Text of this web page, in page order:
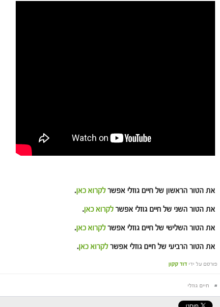
את הטור הראשון של חיים גוזלי אפשרלקרוא כאן.
את הטור השני של חיים גוזלי אפשרלקרוא כאן.
את הטור השלישי של חיים גוזלי אפשרלקרוא כאן.
את הטור הרביעי של חיים גוזלי אפשרלקרוא כאן.
פורסם על ידי דוד קקון
# חיים גוזלי